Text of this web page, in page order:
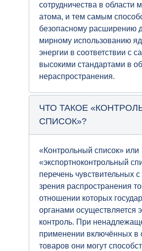
сотрудничества в области
атома, и тем самым
безопасному расширению
мирному использованию
энергии в соответствии с
высокими стандартами в
нераспространения.
ЧТО ТАКОЕ
СПИСОК»?
«Контрольный список» или
«экспортноконтрольный
перечень чувствительных с
зрения распространения
отношении которых
органами осуществляется
контроль. При
применении включённых в
товаров они могут